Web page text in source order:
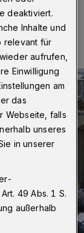
deaktiviert.
Inhalte und
relevant für
aufrufen,
Einwilligung
am
das
Webseite, falls
unseres
in unserer
49 Abs. 1 S.
außerhalb